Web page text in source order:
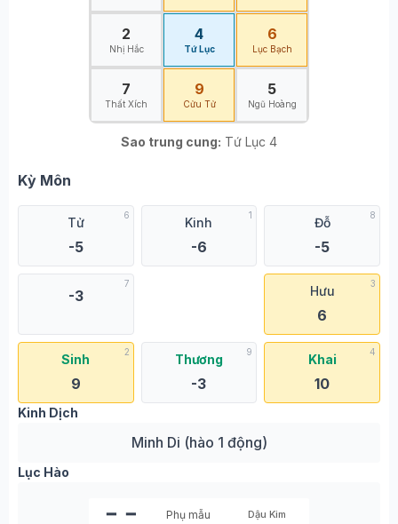
2
Nhị Hắc
4
Tứ Lục
6
Lục Bạch
7
Thất Xích
9
Cửu Tử
5
Ngũ Hoàng
Sao trung cung: Tứ Lục 4
Kỳ Môn
6
Tử
-5
1
Kinh
-6
8
Đỗ
-5
7
-3
3
Hưu
6
2
Sinh
9
9
Thương
-3
4
Khai
10
Kinh Dịch
Minh Di (hào 1 động)
Lục Hào
━ ━ Phụ mẫu Dậu Kim